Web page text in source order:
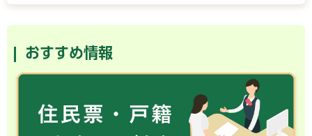
おすすめ情報